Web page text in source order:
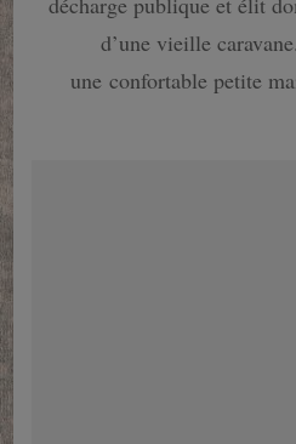
d’une vieille
une confortable petite